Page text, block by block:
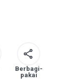
Berbagi-
pakai